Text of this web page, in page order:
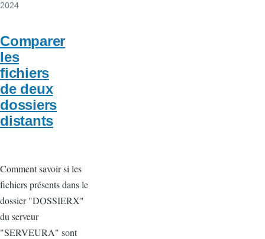
2024
Comparer
les
fichiers
de deux
dossiers
distants
Comment savoir si les
fichiers présents dans le
dossier "DOSSIERX"
du serveur
"SERVEURA" sont